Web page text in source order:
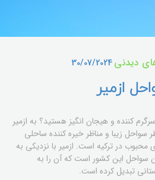
دیدنی30/07/2024
ازمیر
کننده و هیجان انگیز هستید؟ به ازمیر
سواحل زیبا و مناظر خیره کننده ساحلی
در ترکیه است. ازمیر با نزدیکی به
سواحل این کشور است که آن را به
تبدیل کرده است.